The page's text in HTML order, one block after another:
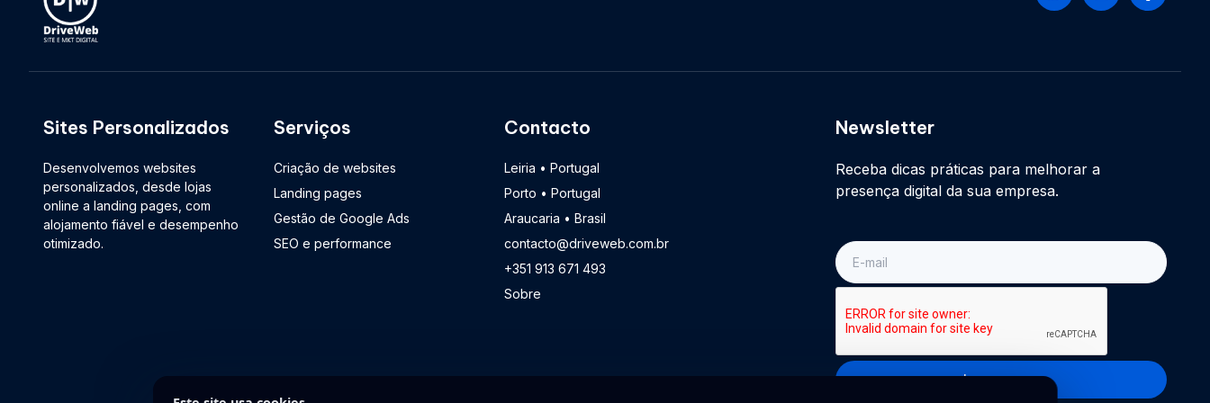
Sites Personalizados
Desenvolvemos websites
personalizados, desde lojas
online a landing pages, com
alojamento fiável e desempenho
otimizado.
Serviços
Criação de websites
Landing pages
Gestão de Google Ads
SEO e performance
Contacto
Leiria • Portugal
Porto • Portugal
Araucaria • Brasil
contacto@driveweb.com.br
+351 913 671 493
Sobre
Newsletter
Receba dicas práticas para melhorar a
presença digital da sua empresa.
E-
mail
Inscreva-se